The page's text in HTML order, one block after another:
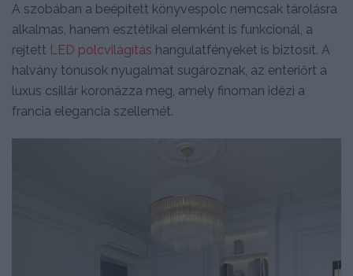
A szobában a beépített könyvespolc nemcsak tárolásra
alkalmas, hanem esztétikai elemként is funkcionál, a
rejtett LED polcvilágítás hangulatfényeket is biztosít. A
halvány tónusok nyugalmat sugároznak, az enteriőrt a
luxus csillár koronázza meg, amely finoman idézi a
francia elegancia szellemét.